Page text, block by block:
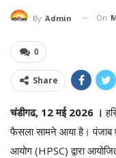
By Admin On
0
Share
चंडीगढ, 12 मई 2026 ।
फैसला सामने आया है। पंजाब
आयोग (HPSC) द्वारा